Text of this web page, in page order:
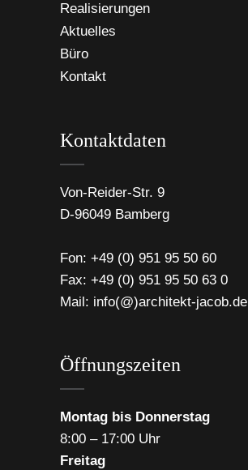
Realisierungen
Aktuelles
Büro
Kontakt
Kontaktdaten
Von-Reider-Str. 9
D-96049 Bamberg
Fon: +49 (0) 951 95 50 60
Fax: +49 (0) 951 95 50 63 0
Mail: info(@)architekt-jacob.de
Öffnungszeiten
Montag bis Donnerstag
8:00 – 17:00 Uhr
Freitag